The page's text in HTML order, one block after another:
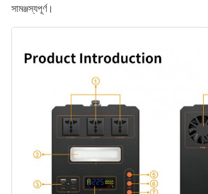
সামঞ্জস্যপূর্ণ।